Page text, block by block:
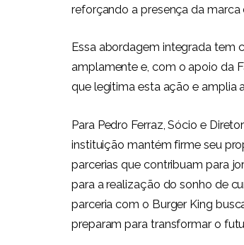
reforçando a presença da marca
Essa abordagem integrada tem
amplamente e, com o apoio da
que legitima esta ação e amplia
Para Pedro Ferraz, Sócio e
instituição mantém firme seu
parcerias que contribuam para
para a realização do sonho de
parceria com o Burger King
preparam para transformar o